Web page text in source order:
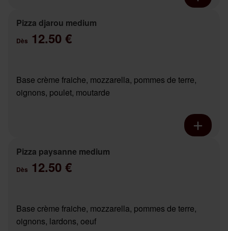
Pizza djarou medium
Dès 12.50 €
Base crème fraiche, mozzarella, pommes de terre,
oignons, poulet, moutarde
Pizza paysanne medium
Dès 12.50 €
Base crème fraiche, mozzarella, pommes de terre,
oignons, lardons, oeuf